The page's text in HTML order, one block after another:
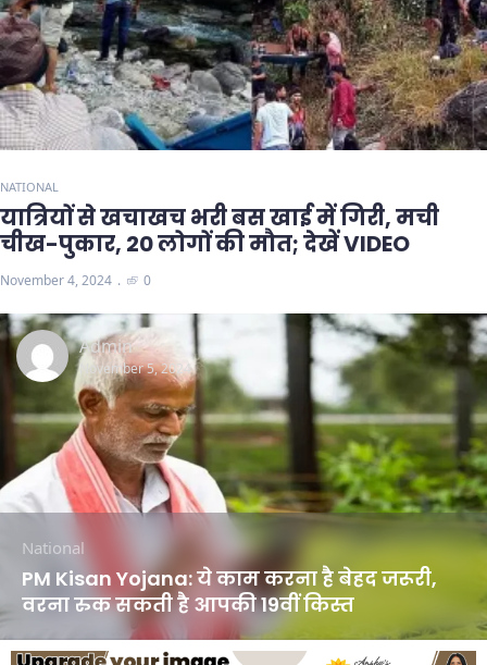
NATIONAL
यात्रियों से खचाखच भरी बस खाई में गिरी, मची
चीख-पुकार, 20 लोगों की मौत; देखें VIDEO
November 4, 2024 0
Admin
November 5, 2024
National
PM Kisan Yojana: ये काम करना है बेहद जरूरी,
वरना रुक सकती है आपकी 19वीं किस्त